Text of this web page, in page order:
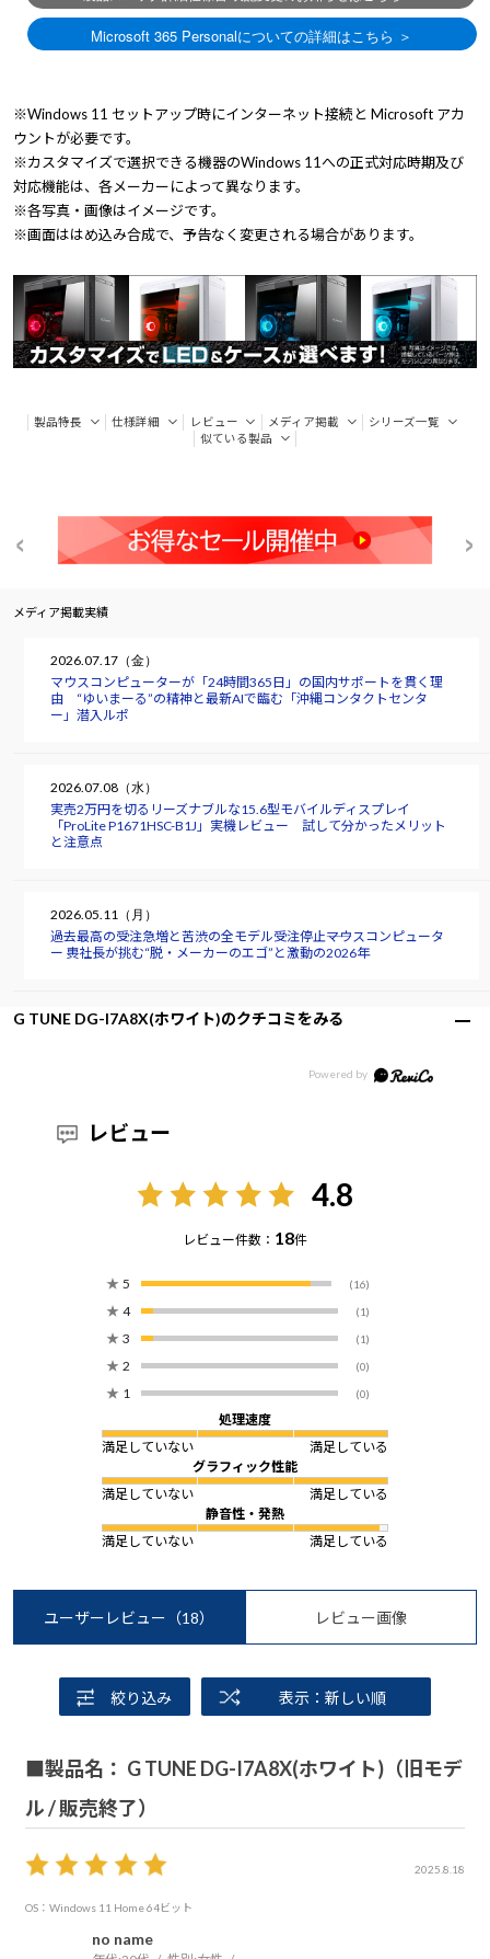
※Windows 11 セットアップ時にインターネット接続と Microsoft アカ
ウントが必要です。
※カスタマイズで選択できる機器のWindows 11への正式対応時期及び
対応機能は、各メーカーによって異なります。
※各写真・画像はイメージです。
※画面ははめ込み合成で、予告なく変更される場合があります。
製品特長 仕様詳細 レビュー メディア掲載
シリーズ一覧
似ている製品
メディア掲載実績
2026.07.17（金）
マウスコンピューターが「24時間365日」の国内サポートを貫く理
由 “ゆいまーる”の精神と最新AIで臨む「沖縄コンタクトセンタ
ー」潜入ルポ
2026.07.08（水）
実売2万円を切るリーズナブルな15.6型モバイルディスプレイ
「ProLite P1671HSC-B1J」実機レビュー 試して分かったメリット
と注意点
2026.05.11（月）
過去最高の受注急増と苦渋の全モデル受注停止――マウスコンピュータ
ー 軣社長が挑む“脱・メーカーのエゴ”と激動の2026年
G TUNE DG-I7A8X(ホワイト)のクチコミをみる
レビュー
4.8
レビュー件数： 18件
★ 5 (16)
★ 4 (1)
★ 3 (1)
★ 2 (0)
★ 1 (0)
処理速度
満足していない
満足している
グラフィック性能
満足していない
満足している
静音性・発熱
満足していない
満足している
ユーザーレビュー （18） レビュー画像
絞り込み 表示：新しい順
■製品名： G TUNE DG-I7A8X(ホワイト)（旧モデ
ル / 販売終了）
2025.8.18
OS：Windows 11 Home 64ビット
no name